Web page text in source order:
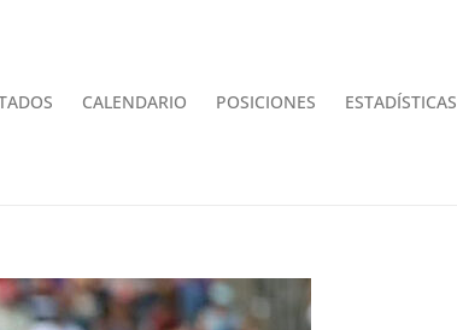
CALENDARIO POSICIONES ESTADÍSTICAS